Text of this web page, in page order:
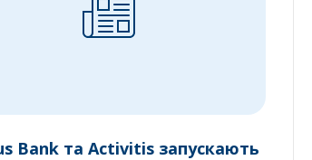
Bank та Activitis запускають